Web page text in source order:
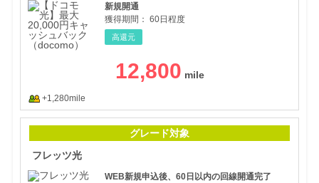
新規開通
獲得期間： 60日程度
高還元
12,800
+1,280mile
グレード対象
フレッツ光
WEB新規申込後、60日以内の回線開通完了